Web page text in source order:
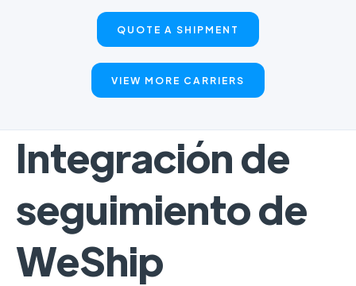
QUOTE A SHIPMENT
VIEW MORE CARRIERS
Integración de
seguimiento de
WeShip